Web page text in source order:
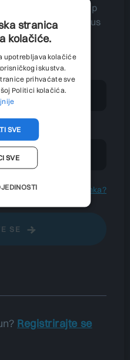
te imali pristup
dati uvid u status
subjekta.
Zaboravljena lozinka?
SE
Registrirajte se
stranica
kolačiće.
upotrebljava kolačiće
iskustva.
prihvaćate sve
Politici kolačića.
SVE
SVE